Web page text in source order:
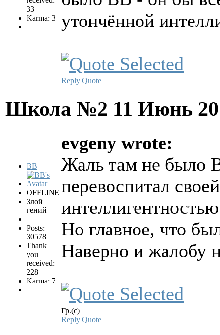
33
Karma: 3
утончённой
Reply Quote
Школа №2 11 Июнь
BB
OFFLINE
Злой
гений
Posts:
30578
Thank
you
received:
228
Karma: 7
evgeny wrote:
Жаль там не было
перевоспитал
Но главное, что
Наверно и жалобу
Гр.(с)
Reply Quote